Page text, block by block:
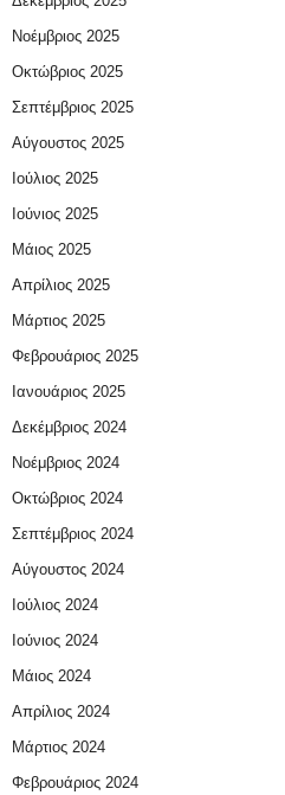
Νοέμβριος 2025
Οκτώβριος 2025
Σεπτέμβριος 2025
Αύγουστος 2025
Ιούλιος 2025
Ιούνιος 2025
Μάιος 2025
Απρίλιος 2025
Μάρτιος 2025
Φεβρουάριος 2025
Ιανουάριος 2025
Δεκέμβριος 2024
Νοέμβριος 2024
Οκτώβριος 2024
Σεπτέμβριος 2024
Αύγουστος 2024
Ιούλιος 2024
Ιούνιος 2024
Μάιος 2024
Απρίλιος 2024
Μάρτιος 2024
Φεβρουάριος 2024